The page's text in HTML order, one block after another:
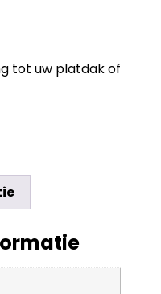
tot uw platdak of